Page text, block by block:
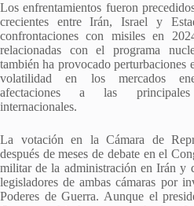
Los enfrentamientos fueron
crecientes entre Irán, Israel y
confrontaciones con misiles en
relacionadas con el programa
también ha provocado perturbaciones
volatilidad en los mercados
afectaciones a las
internacionales.
La votación en la Cámara de
después de meses de debate en el
militar de la administración en Irán y
legisladores de ambas cámaras por
Poderes de Guerra. Aunque el